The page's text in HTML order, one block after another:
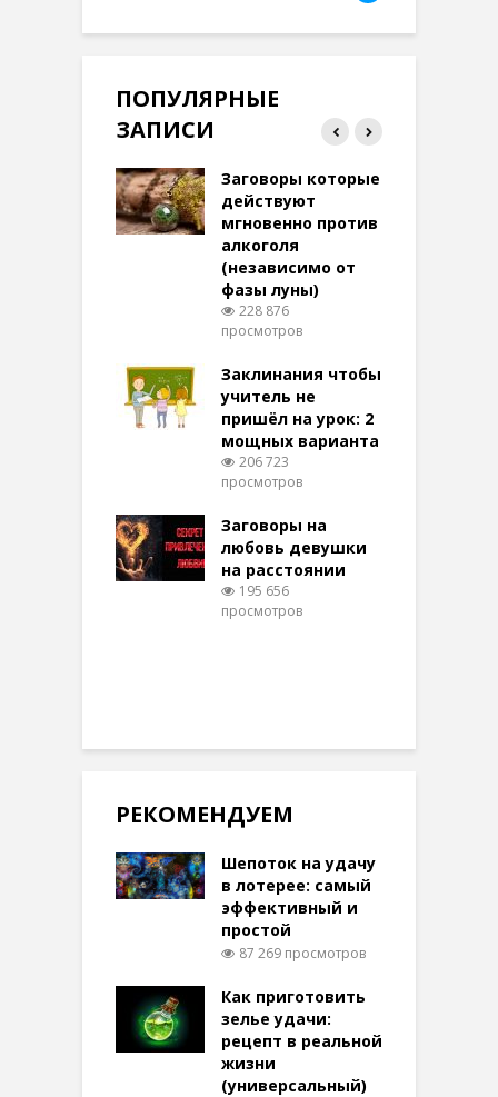
ПОПУЛЯРНЫЕ
ЗАПИСИ
Заговоры которые
действуют
мгновенно против
алкоголя
(независимо от
фазы луны)
228 876
просмотров
Заклинания чтобы
учитель не
пришёл на урок: 2
мощных варианта
206 723
просмотров
Заговоры на
любовь девушки
на расстоянии
195 656
просмотров
РЕКОМЕНДУЕМ
Шепоток на удачу
в лотерее: самый
эффективный и
простой
87 269 просмотров
Как приготовить
зелье удачи:
рецепт в реальной
жизни
(универсальный)